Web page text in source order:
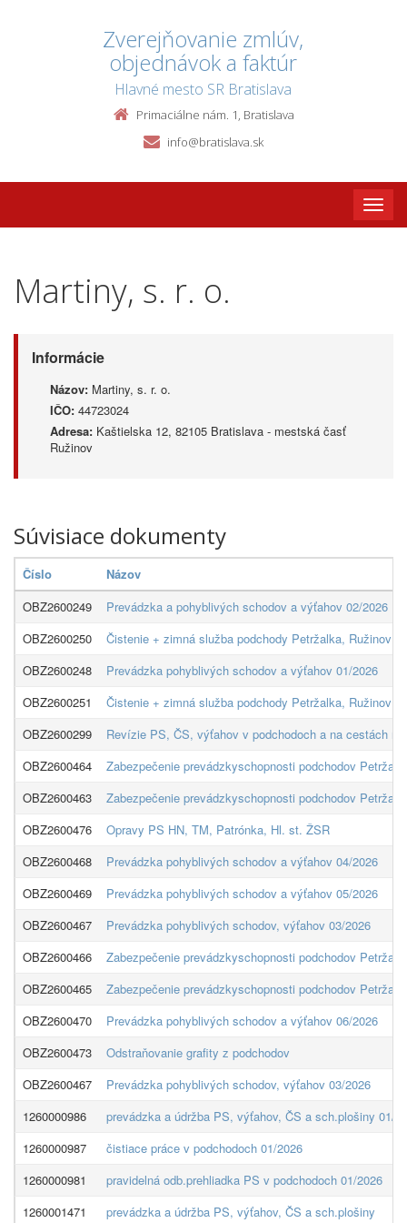
Zverejňovanie zmlúv,
objednávok a faktúr
Hlavné mesto SR Bratislava
Primaciálne nám. 1, Bratislava
info@bratislava.sk
Toggle
Martiny, s. r. o.
Informácie
Názov: Martiny, s. r. o.
IČO: 44723024
Adresa: Kaštielska 12, 82105 Bratislava - mestská časť
Ružinov
Súvisiace dokumenty
Číslo
Názov
OBZ2600249
Prevádzka a pohyblivých schodov a výťahov 02/2026
OBZ2600250
Čistenie + zimná služba podchody Petržalka, Ružinov
OBZ2600248
Prevádzka pohyblivých schodov a výťahov 01/2026
OBZ2600251
Čistenie + zimná služba podchody Petržalka, Ružinov
OBZ2600299
Revízie PS, ČS, výťahov v podchodoch a na cestách r.
OBZ2600464
Zabezpečenie prevádzkyschopnosti podchodov
OBZ2600463
Zabezpečenie prevádzkyschopnosti podchodov
OBZ2600476
Opravy PS HN, TM, Patrónka, Hl. st. ŽSR
OBZ2600468
Prevádzka pohyblivých schodov a výťahov 04/2026
OBZ2600469
Prevádzka pohyblivých schodov a výťahov 05/2026
OBZ2600467
Prevádzka pohyblivých schodov, výťahov 03/2026
OBZ2600466
Zabezpečenie prevádzkyschopnosti podchodov
OBZ2600465
Zabezpečenie prevádzkyschopnosti podchodov
OBZ2600470
Prevádzka pohyblivých schodov a výťahov 06/2026
OBZ2600473
Odstraňovanie grafity z podchodov
OBZ2600467
Prevádzka pohyblivých schodov, výťahov 03/2026
1260000986
prevádzka a údržba PS, výťahov, ČS a sch.plošiny 01/
1260000987
čistiace práce v podchodoch 01/2026
1260000981
pravidelná odb.prehliadka PS v podchodoch 01/2026
1260001471
prevádzka a údržba PS, výťahov, ČS a sch.plošiny